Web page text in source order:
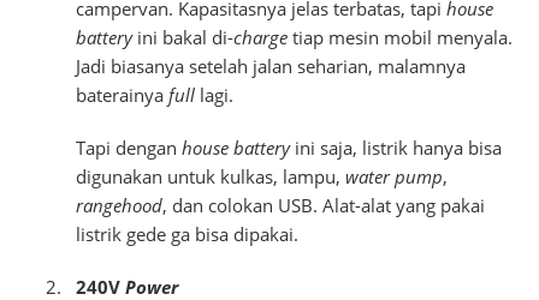
campervan. Kapasitasnya jelas terbatas, tapi house
batteryini bakal di-charge tiap mesin mobil menyala.
Jadi biasanya setelah jalan seharian, malamnya
baterainya full lagi.
Tapi dengan house batteryini saja, listrik hanya bisa
digunakan untuk kulkas, lampu, water pump,
rangehood, dan colokan USB. Alat-alat yang pakai
listrik gede ga bisa dipakai.
240V Power